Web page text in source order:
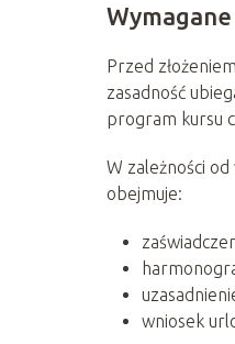
Przed
zasadność
program kursu
W zależności
obejmuje:
wniosek